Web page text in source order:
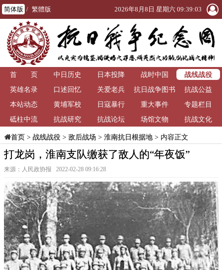
简体版 / 繁體版 2026年8月8日 星期六 09:39:04
首 页 中日历史 日本投降 战时中国
战线战役
英雄名录
口述回忆 关爱老兵
抗日战争图书
馆
抗战公益
本站动态
黄埔军校 日寇暴行 重大事件
专题栏目
砥柱中流
抗战研究 抗战论坛 场馆文物 抗战文化
首页> 战线战役> 敌后战场 > 淮南抗日根据地> 内容正文
打龙岗，淮南支队缴获了敌人的“年夜饭”
来源：人民政协报 2022-02-28 09:16:28